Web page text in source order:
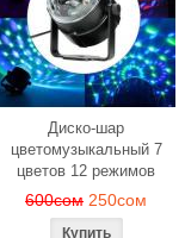
Диско-шар
цветомузыкальный 7
цветов 12 режимов
600сом 250сом